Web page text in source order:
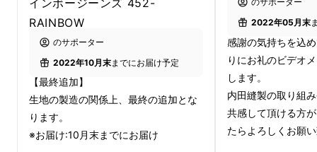
こんにちは、
と申します！創業1960
年代、岡山県津山市にあるジーンズ縫製工場で
す。
デニム生地 "レインボー" は、今から約4年前
「経年変化が楽しみで毎日穿いてしまう」そん
なジーンズが作りたくて誕生しました。
RAINBOW
のサポーター
2022年10月末までにお届け予定
【最終追加】
生地の製造の関係上、最終の追加とな
ります。
※お届け:10月末までにお届け
2022年05月末
感謝の気持ちを込
りにお礼のビデオ
します。
内田縫製の取り組
共感して頂ける方
たらよろしくお願